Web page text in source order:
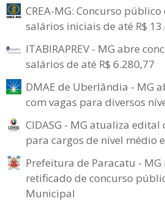
CREA-MG: Concurso
salários iniciais de até R$
ITABIRAPREV - MG abre
salários de até R$ 6.280,77
DMAE de Uberlândia - MG
com vagas para diversos
CIDASG - MG atualiza
para cargos de nível médio
Prefeitura de Paracatu -
retificado de concurso
Municipal